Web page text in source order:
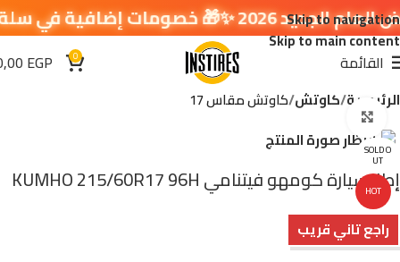
Skip to navigation
Skip to main content
القائمة 0
EGP
الرئيسية كاوتش كاوتش مقاس 17
SOLD O
UT
HOT
إطار سيارة كومهو فيتنامي KUMHO 215/60R17 96H
راجع تاني قريب
إضافية في سلة التسوق 🔥